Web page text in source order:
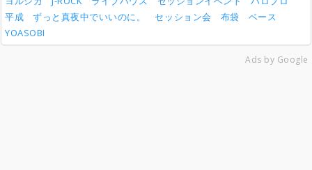
平成
ずっと真夜中でいいのに。 セッション会 布袋
ベース
YOASOBI
Ads by Google